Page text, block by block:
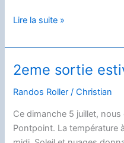
3eme
estivale
du
dimanche.
Lire la suite »
2eme sortie
Randos Roller /Christian
Ce dimanche 5 juillet,
Pontpoint. La température